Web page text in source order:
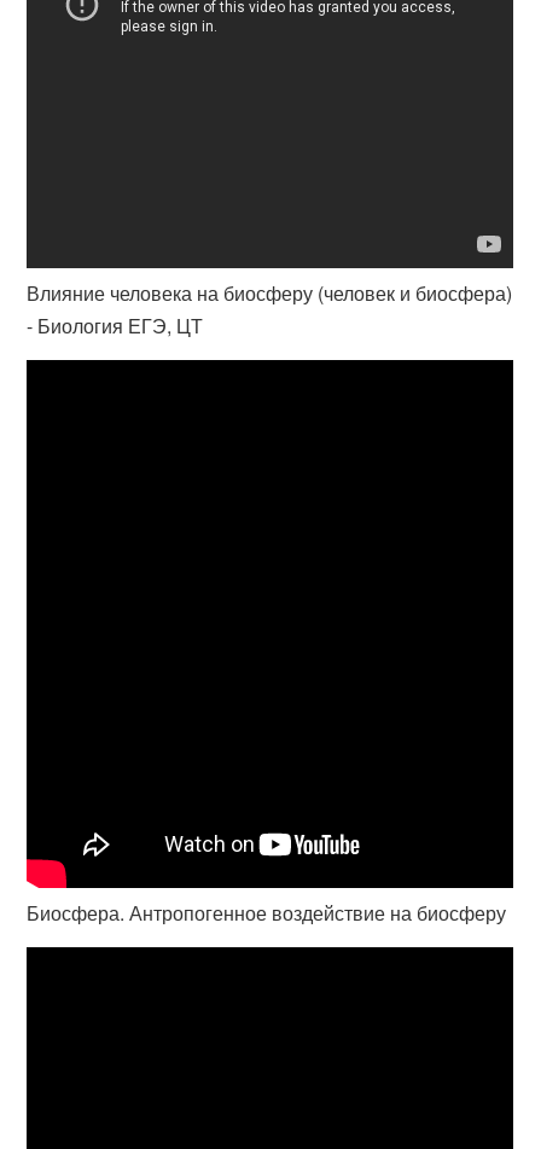
Влияние человека на биосферу (человек и биосфера)
- Биология ЕГЭ, ЦТ
Биосфера. Антропогенное воздействие на биосферу